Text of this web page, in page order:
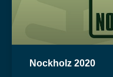
Nockholz 2020